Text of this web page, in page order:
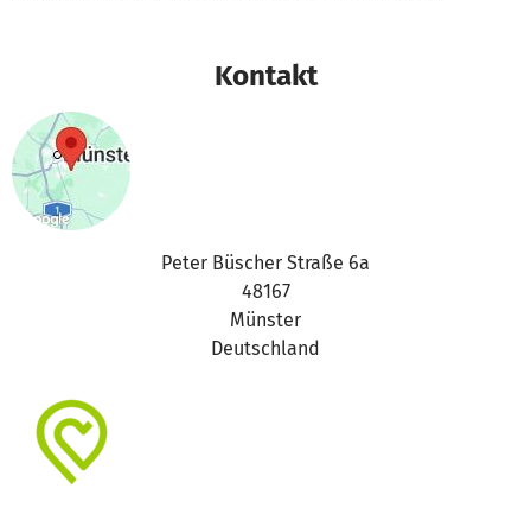
Kontakt
Peter Büscher Straße 6a
48167
Münster
Deutschland